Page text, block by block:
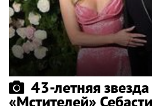
43-летняя звезда
«Мстителей»